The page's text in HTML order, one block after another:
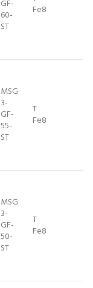
GF-
60-
ST
Fe8
MSG
3-
GF-
55-
ST
T
Fe8
MSG
3-
GF-
50-
ST
T
Fe8